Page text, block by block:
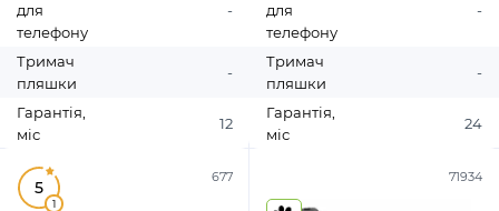
для
телефону
-
Тримач
пляшки
-
Гарантія,
міс
12
для
телефону
-
Тримач
пляшки
-
Гарантія,
міс
24
677
5
1
71934